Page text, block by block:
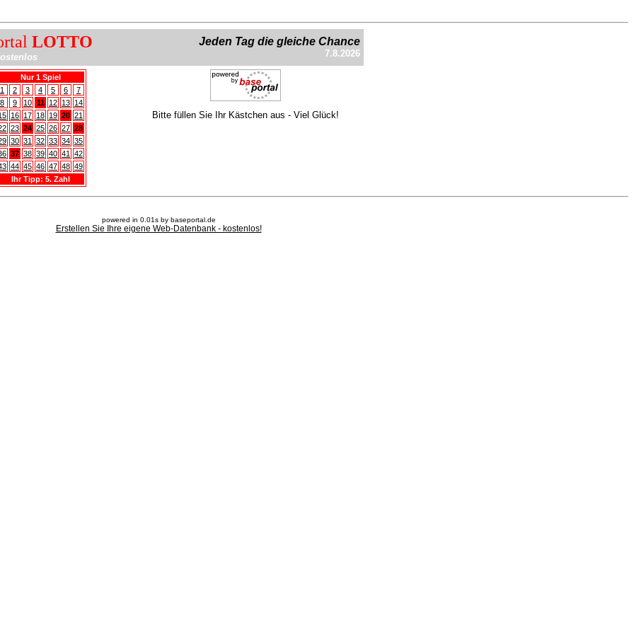
LOTTO Jeden Tag die gleiche Chance
7.8.2026
Nur 1 Spiel
1
2 3 4 5 6
7
8
9 10 11 12 13 14
16 17 18 19 20 21
23 24 25 26 27 28
30 31 32 33 34 35
37 38 39 40 41
42
44 45 46 47 48 49
Ihr Tipp: 5. Zahl
Bitte füllen Sie Ihr Kästchen aus - Viel Glück!
powered in 0.01s by baseportal.de
Erstellen Sie Ihre eigene Web-Datenbank - kostenlos!